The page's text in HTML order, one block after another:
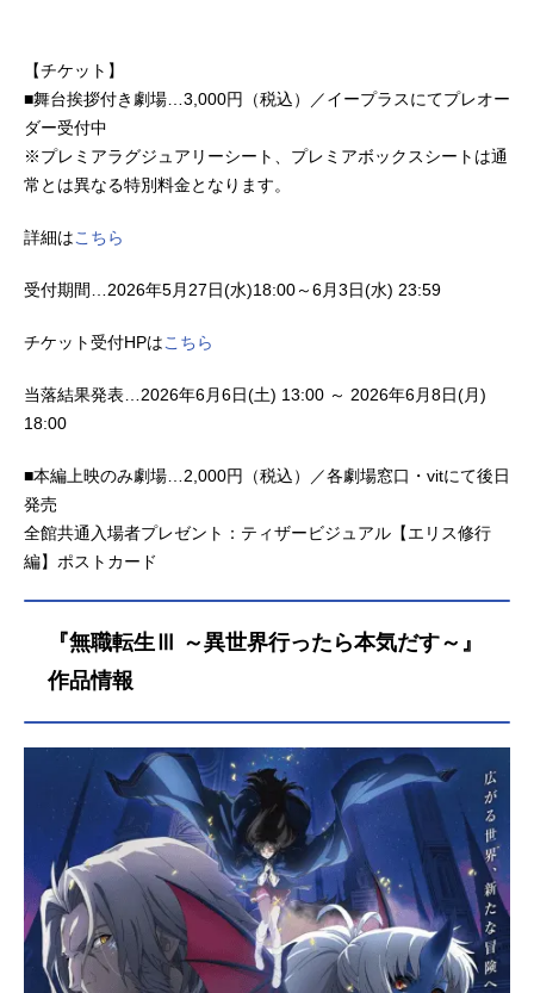
らでは、戸松遥さんのオススメ記事
【チケット】
■舞台挨拶付き劇場…3,000円（税込）／イープラスにてプレオー
ダー受付中
※プレミアラグジュアリーシート、プレミアボックスシートは通
常とは異なる特別料金となります。
詳細はこちら
受付期間…2026年5月27日(水)18:00～6月3日(水) 23:59
チケット受付HPはこちら
当落結果発表…2026年6月6日(土) 13:00 ～ 2026年6月8日(月)
18:00
■本編上映のみ劇場…2,000円（税込）／各劇場窓口・vitにて後日
発売
全館共通入場者プレゼント：ティザービジュアル【エリス修行
編】ポストカード
『無職転生Ⅲ ～異世界行ったら本気だす～』
作品情報